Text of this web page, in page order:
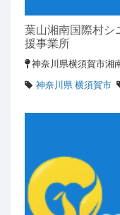
葉山湘南国際村
援事業所
神奈川県横須賀市湘
神奈川県 横須賀市